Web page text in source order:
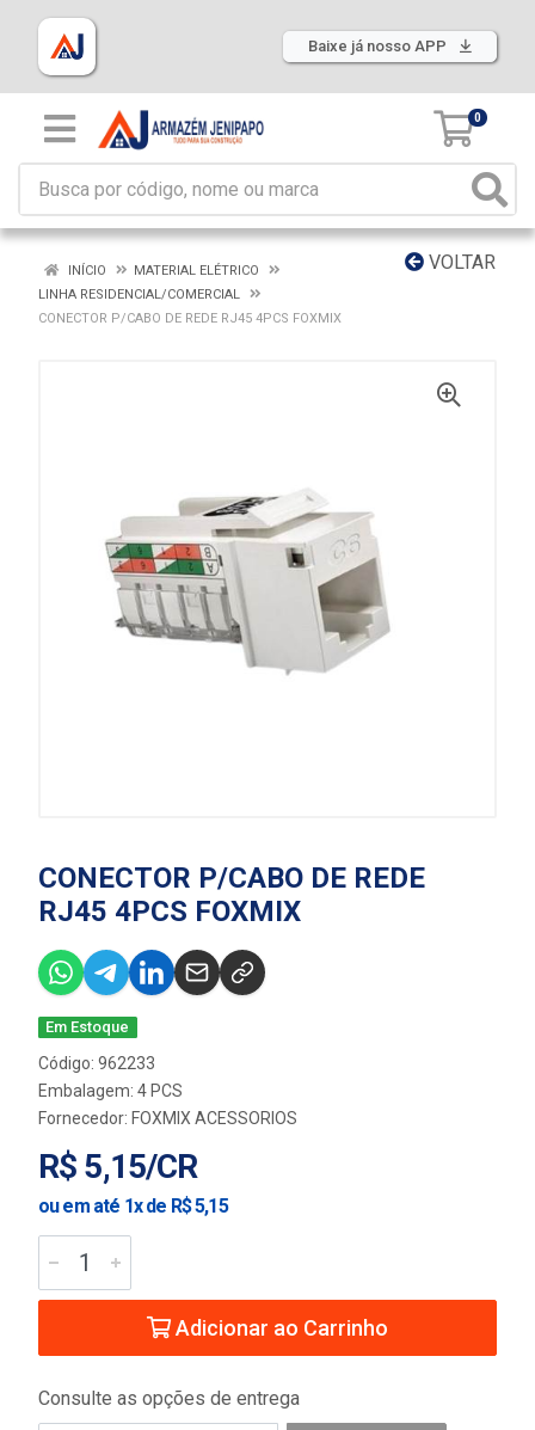
Baixe já nosso APP
0
VOLTAR
INÍCIO
MATERIAL ELÉTRICO
LINHA RESIDENCIAL/COMERCIAL
CONECTOR P/CABO DE REDE RJ45 4PCS FOXMIX
CONECTOR P/CABO DE REDE
RJ45 4PCS FOXMIX
Em Estoque
Código: 962233
Embalagem: 4 PCS
Fornecedor: FOXMIX ACESSORIOS
R$ 5,15/CR
ou em até 1x de R$ 5,15
Adicionar ao Carrinho
Consulte as opções de entrega